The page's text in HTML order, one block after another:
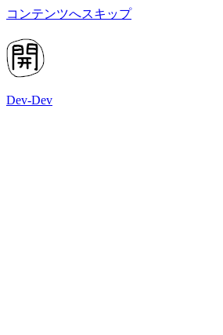
コンテンツへスキップ
Dev-Dev